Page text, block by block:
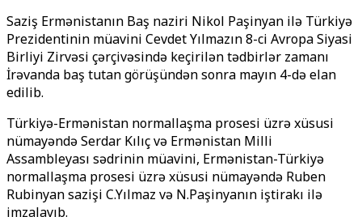
Saziş Ermənistanın Baş naziri Nikol Paşinyan ilə Türkiyə
Prezidentinin müavini Cevdet Yılmazın 8-ci Avropa Siyasi
Birliyi Zirvəsi çərçivəsində keçirilən tədbirlər zamanı
İrəvanda baş tutan görüşündən sonra mayın 4-dəelan
edilib.
Türkiyə-Ermənistan normallaşma prosesi üzrə xüsusi
nümayəndə Serdar Kılıç və Ermənistan Milli
Assambleyası sədrinin müavini, Ermənistan-Türkiyə
normallaşma prosesi üzrə xüsusi nümayəndə Ruben
Rubinyan sazişi C.Yılmaz və N.Paşinyanın iştirakı ilə
imzalayıb.